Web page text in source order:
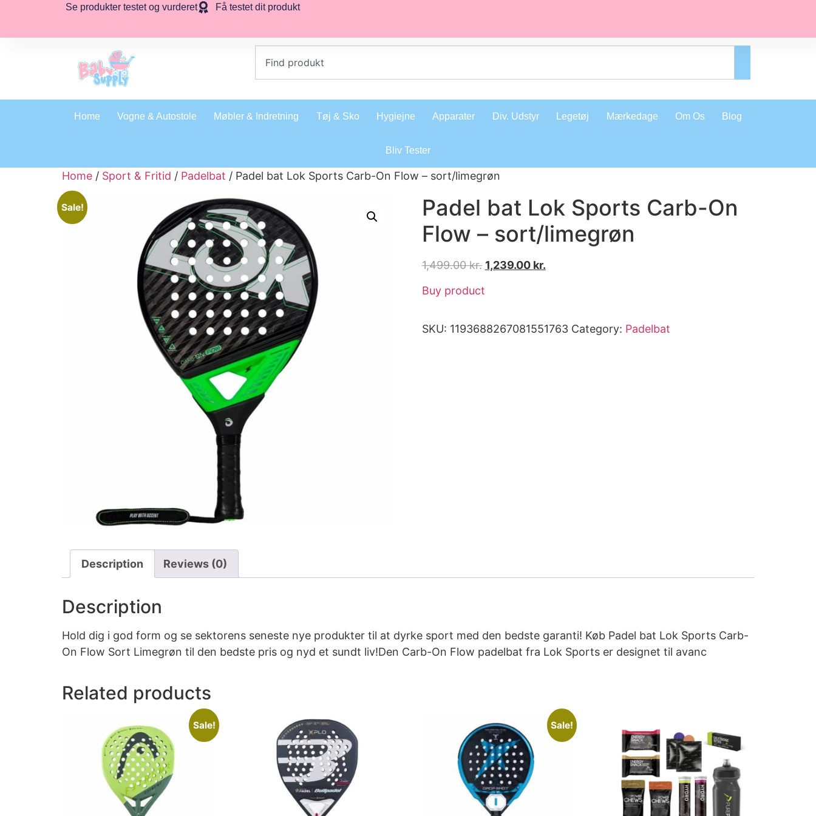
Se produkter testet og vurderet Få testet dit produkt
Home Vogne & Autostole Møbler & Indretning Tøj & Sko Hygiejne Apparater Div. Udstyr Legetøj Mærkedage Om Os Blog
Bliv Tester
Home / Sport & Fritid / Padelbat / Padel bat Lok Sports Carb-On Flow – sort/limegrøn
Sale!
Padel bat Lok Sports Carb-On
Flow – sort/limegrøn
1,499.00kr. 1,239.00 kr.
Buy product
SKU: 1193688267081551763 Category: Padelbat
Description Reviews (0)
Description
Hold dig i god form og se sektorens seneste nye produkter til at dyrke sport med den bedste garanti! Køb Padel bat Lok Sports Carb-
On Flow Sort Limegrøn til den bedste pris og nyd et sundt liv!Den Carb-On Flow padelbat fra Lok Sports er designet til avanc
Related products
Sale! Sale!